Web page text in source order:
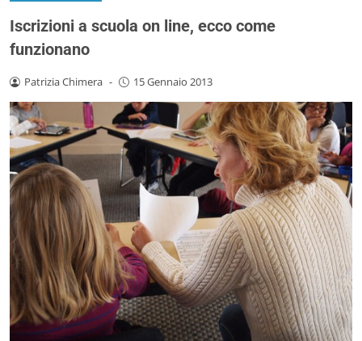
Iscrizioni a scuola on line, ecco come
funzionano
Patrizia Chimera - 15 Gennaio 2013